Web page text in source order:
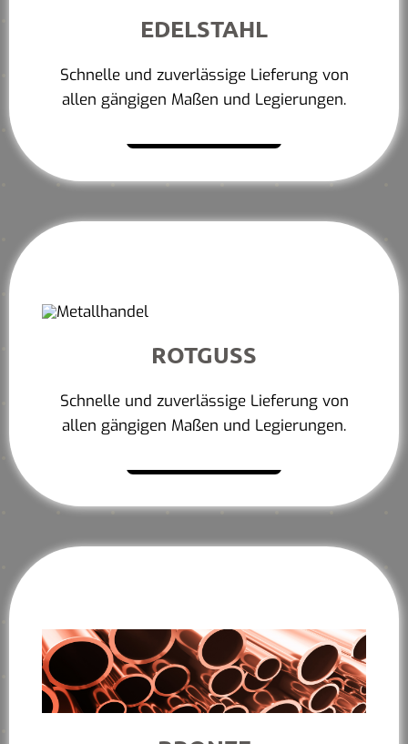
EDELSTAHL
Schnelle und zuverlässige Lieferung von
allen gängigen Maßen und Legierungen.
ROTGUSS
Schnelle und zuverlässige Lieferung von
allen gängigen Maßen und Legierungen.